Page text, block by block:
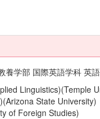
養学部 国際英語学科 英
Linguistics)(Temple
State University)
of Foreign Studies)